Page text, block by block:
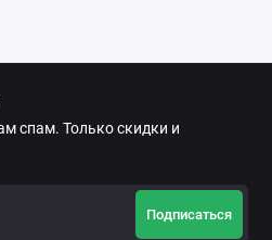
спам. Только скидки и
Подписаться